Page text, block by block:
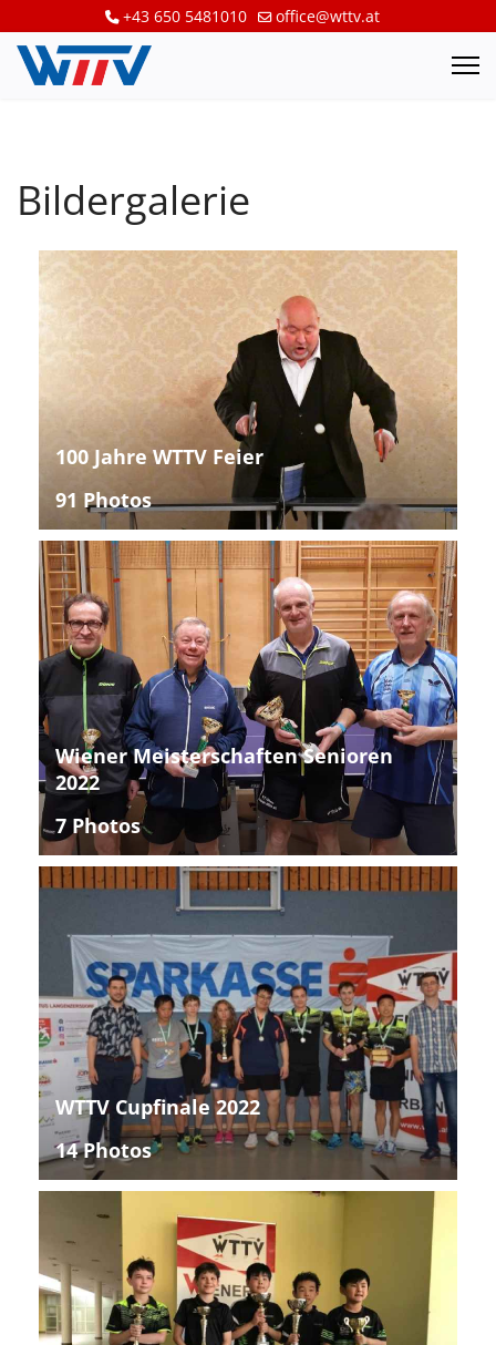
+43 650 5481010 office@wttv.at
Bildergalerie
100 Jahre WTTV Feier
91 Photos
Wiener Meisterschaften Senioren
2022
7 Photos
WTTV Cupfinale 2022
14 Photos